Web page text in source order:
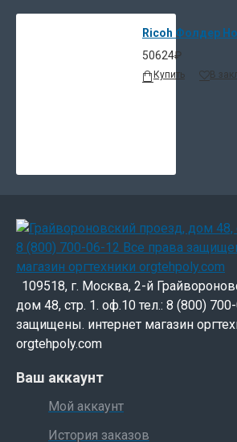
Ricoh Фолдер
50624₽
Купить В
109518, г. Москва, 2-й
дом 48, стр. 1. оф.10 тел.: 8 (800)
защищены. интернет магазин
orgtehpoly.com
Ваш аккаунт
Мой аккаунт
История заказов